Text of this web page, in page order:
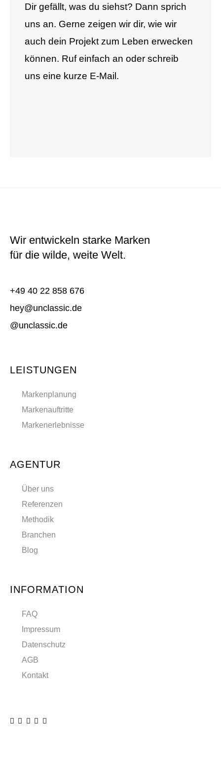
Dir gefällt, was du siehst? Dann sprich
uns an. Gerne zeigen wir dir, wie wir
auch dein Projekt zum Leben erwecken
können. Ruf einfach an oder schreib
uns eine kurze E-Mail.
Wir entwickeln starke Marken
für die wilde, weite Welt.
+49 40 22 858 676
hey@unclassic.de
@unclassic.de
LEISTUNGEN
Markenplanung
Markenauftritte
Markenerlebnisse
AGENTUR
Über uns
Referenzen
Methodik
Branchen
Blog
INFORMATION
FAQ
Impressum
Datenschutz
AGB
Kontakt